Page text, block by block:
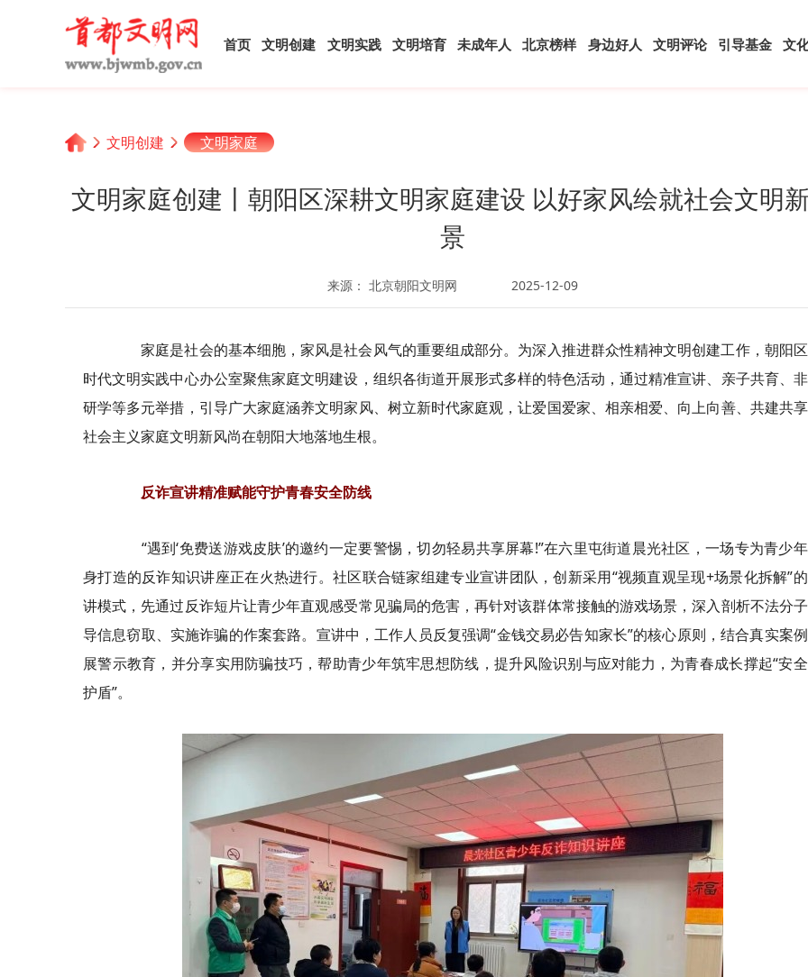
首页 文明创建 文明实践 文明培育 未成年人 北京榜样 身边好人 文明评论 引导基金 文
文明创建 文明家庭
文明家庭创建丨朝阳区深耕文明家庭建设 以好家风绘就社会文明
景
来源： 北京朝阳文明网 2025-12-09
家庭是社会的基本细胞，家风是社会风气的重要组成部分。为深入推进群众性精神文明创建工作，朝阳
时代文明实践中心办公室聚焦家庭文明建设，组织各街道开展形式多样的特色活动，通过精准宣讲、亲子共育、
研学等多元举措，引导广大家庭涵养文明家风、树立新时代家庭观，让爱国爱家、相亲相爱、向上向善、共建共
社会主义家庭文明新风尚在朝阳大地落地生根。
反诈宣讲精准赋能守护青春安全防线
“遇到‘免费送游戏皮肤’的邀约一定要警惕，切勿轻易共享屏幕!”在六里屯街道晨光社区，一场专为青少
身打造的反诈知识讲座正在火热进行。社区联合链家组建专业宣讲团队，创新采用“视频直观呈现+场景化拆解”
讲模式，先通过反诈短片让青少年直观感受常见骗局的危害，再针对该群体常接触的游戏场景，深入剖析不法分
导信息窃取、实施诈骗的作案套路。宣讲中，工作人员反复强调“金钱交易必告知家长”的核心原则，结合真实案
展警示教育，并分享实用防骗技巧，帮助青少年筑牢思想防线，提升风险识别与应对能力，为青春成长撑起“安
护盾”。